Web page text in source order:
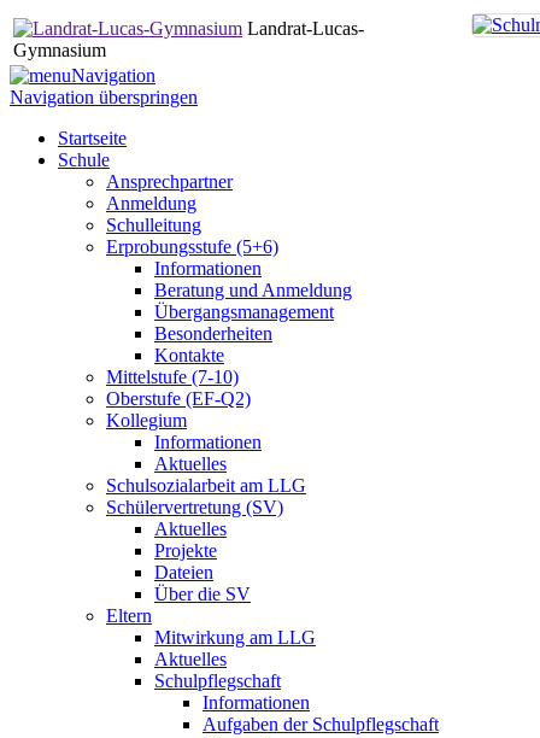
Landrat-Lucas-
Gymnasium
Navigation
Navigation überspringen
Startseite
Schule
Ansprechpartner
Anmeldung
Schulleitung
Erprobungsstufe (5+6)
Informationen
Beratung und Anmeldung
Übergangsmanagement
Besonderheiten
Kontakte
Mittelstufe (7-10)
Oberstufe (EF-Q2)
Kollegium
Informationen
Aktuelles
Schulsozialarbeit am LLG
Schülervertretung (SV)
Aktuelles
Projekte
Dateien
Über die SV
Eltern
Mitwirkung am LLG
Aktuelles
Schulpflegschaft
Informationen
Aufgaben der Schulpflegschaft